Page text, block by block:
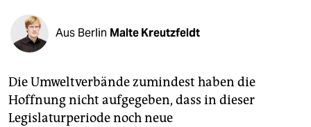
fragen & hilfe
abo
genossenschaft
Aus Berlin Malte Kreutzfeldt
Die Umweltverbände zumindest haben die
Hoffnung nicht aufgegeben, dass in dieser
Legislaturperiode noch neue